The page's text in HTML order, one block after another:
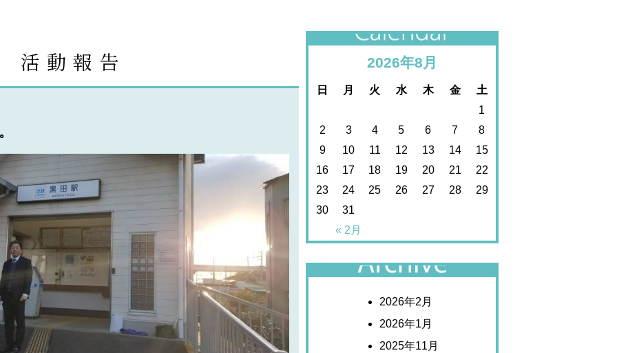
活動報告 2026年8月
日 月 火 水 木 金 土
« 2月
1
2
3 4 5 6 7
8
9
10 11 12 13 14
15
16
17 18 19 20 21
22
23
24 25 26 27 28
29
30
31
2026年2月
2026年1月
2025年11月